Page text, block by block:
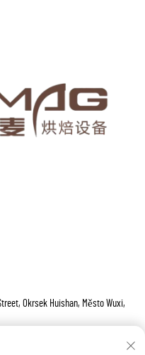
Okrsek Huishan, Město Wuxi,